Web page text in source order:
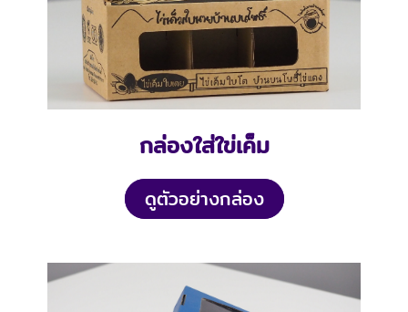
กล่องใส่ใข่เค็ม
ดูตัวอย่างกล่อง